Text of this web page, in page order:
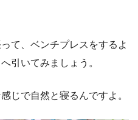
て、ベンチプレスをするよ
引いてみましょう。
じで自然と寝るんですよ。